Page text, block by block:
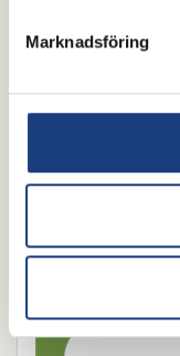
Marknadsföring